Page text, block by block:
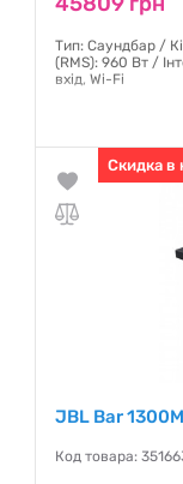
Тип: Саундбар /
(RMS): 960 Вт /
вхід, Wi-Fi
Скидка в
JBL Bar
Код товара: